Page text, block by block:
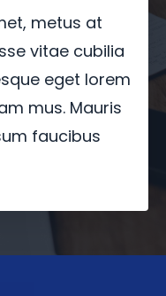
metus at
vitae cubilia
eget lorem
mus. Mauris
faucibus